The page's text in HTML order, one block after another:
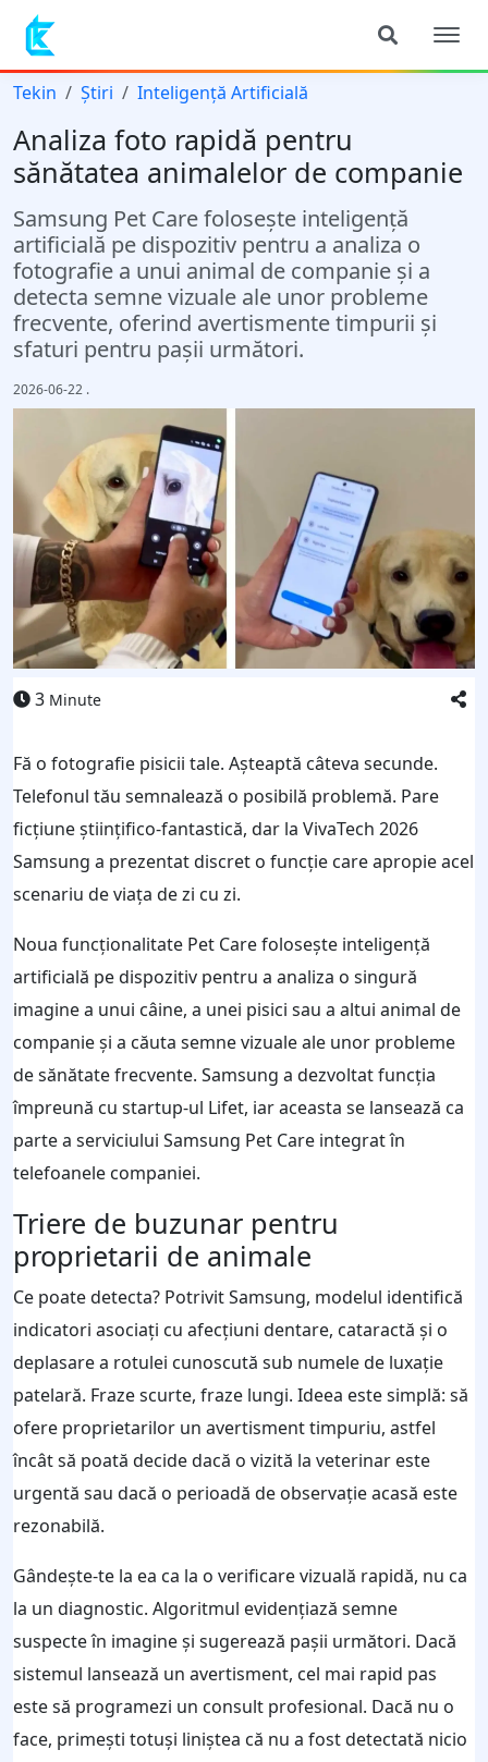
Tekin Știri Inteligență Artificială
Analiza foto rapidă pentru
sănătatea animalelor de companie
Samsung Pet Care folosește inteligență
artificială pe dispozitiv pentru a analiza o
fotografie a unui animal de companie și a
detecta semne vizuale ale unor probleme
frecvente, oferind avertismente timpurii și
sfaturi pentru pașii următori.
2026-06-22 .
3 Minute
Fă o fotografie pisicii tale. Așteaptă câteva secunde.
Telefonul tău semnalează o posibilă problemă. Pare
ficțiune științifico-fantastică, dar la VivaTech 2026
Samsung a prezentat discret o funcție care apropie acel
scenariu de viața de zi cu zi.
Noua funcționalitate Pet Care folosește inteligență
artificială pe dispozitiv pentru a analiza o singură
imagine a unui câine, a unei pisici sau a altui animal de
companie și a căuta semne vizuale ale unor probleme
de sănătate frecvente. Samsung a dezvoltat funcția
împreună cu startup-ul Lifet, iar aceasta se lansează ca
parte a serviciului Samsung Pet Care integrat în
telefoanele companiei.
Triere de buzunar pentru
proprietarii de animale
Ce poate detecta? Potrivit Samsung, modelul identifică
indicatori asociați cu afecțiuni dentare, cataractă și o
deplasare a rotulei cunoscută sub numele de luxație
patelară. Fraze scurte, fraze lungi. Ideea este simplă: să
ofere proprietarilor un avertisment timpuriu, astfel
încât să poată decide dacă o vizită la veterinar este
urgentă sau dacă o perioadă de observație acasă este
rezonabilă.
Gândește-te la ea ca la o verificare vizuală rapidă, nu ca
la un diagnostic. Algoritmul evidențiază semne
suspecte în imagine și sugerează pașii următori. Dacă
sistemul lansează un avertisment, cel mai rapid pas
este să programezi un consult profesional. Dacă nu o
face, primești totuși liniștea că nu a fost detectată nicio